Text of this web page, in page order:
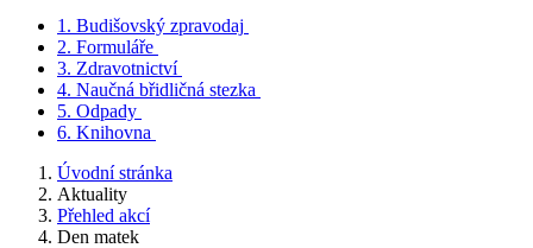
1. Budišovský zpravodaj
2. Formuláře
3. Zdravotnictví
4. Naučná břidličná stezka
5. Odpady
6. Knihovna
Úvodní stránka
Aktuality
Přehled akcí
Den matek